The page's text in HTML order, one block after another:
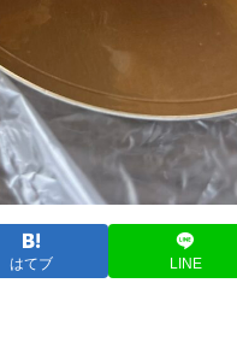
はてブ LINE